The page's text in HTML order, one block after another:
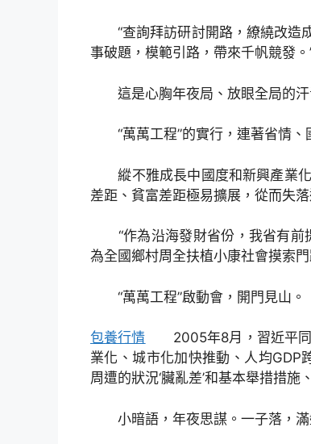
“查詢拜訪研討開路，繚繞改造
事破題，模範引路，帶來千帆競發。
這是心胸年夜局、放眼全局的
“萬萬工程”的實行，連著省情、
縱不雅成長中國度和新興產業化
差距、貧富差距極易擴展，從而失
“作為沿海發財省份，我省有前提
為全國鄉村周全扶植小康社會摸索
“萬萬工程”啟動會，開門見山。
包養行情 2005年8月，習近平同
業化、城市化加快推動、人均
周遭的狀況‘臟亂差’和基本舉措措
小暗語，年夜思謀。一子落，滿